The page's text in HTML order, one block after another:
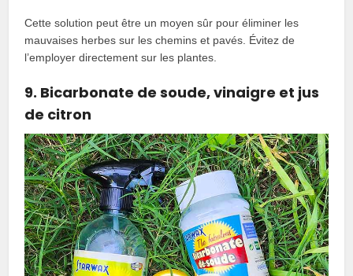
Cette solution peut être un moyen sûr pour éliminer les
mauvaises herbes sur les chemins et pavés. Évitez de
l’employer directement sur les plantes.
9. Bicarbonate de soude, vinaigre et jus
de citron